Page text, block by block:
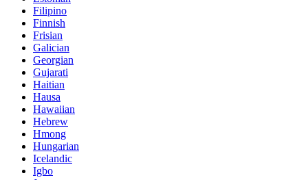
Filipino
Finnish
Frisian
Galician
Georgian
Gujarati
Haitian
Hausa
Hawaiian
Hebrew
Hmong
Hungarian
Icelandic
Igbo